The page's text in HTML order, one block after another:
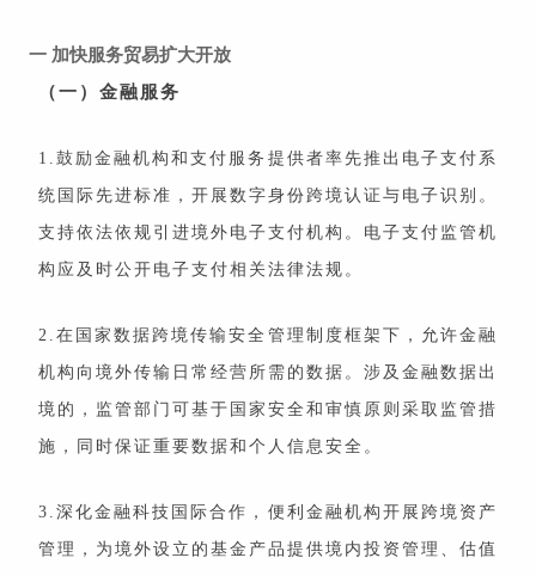
一 加快服务贸易扩大开放
（一）金融服务
1.鼓励金融机构和支付服务提供者率先推出电子支付系
统国际先进标准，开展数字身份跨境认证与电子识别。
支持依法依规引进境外电子支付机构。电子支付监管机
构应及时公开电子支付相关法律法规。
2.在国家数据跨境传输安全管理制度框架下，允许金融
机构向境外传输日常经营所需的数据。涉及金融数据出
境的，监管部门可基于国家安全和审慎原则采取监管措
施，同时保证重要数据和个人信息安全。
3.深化金融科技国际合作，便利金融机构开展跨境资产
管理，为境外设立的基金产品提供境内投资管理、估值